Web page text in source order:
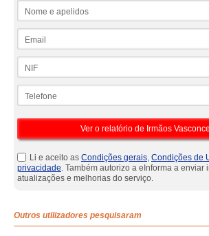
Li e aceito as Condições gerais, Condições de
privacidade. Também autorizo a eInforma a enviar
atualizações e melhorias do serviço.
Outros utilizadores pesquisaram